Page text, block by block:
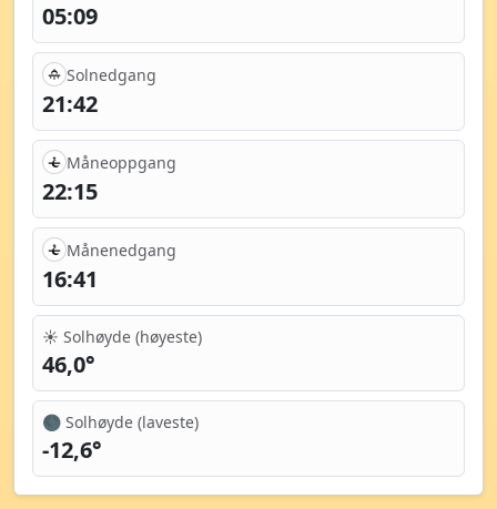
05:09
Solnedgang
21:42
Måneoppgang
22:15
Månenedgang
16:41
☀️ Solhøyde (høyeste)
46,0°
🌑 Solhøyde (laveste)
-12,6°